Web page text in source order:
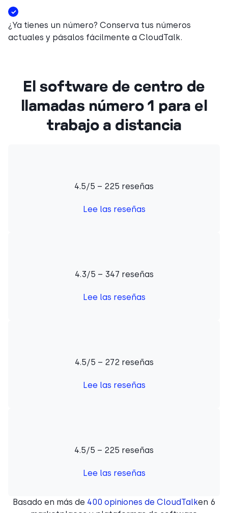
¿Ya tienes un número? Conserva tus números
actuales y pásalos fácilmente a CloudTalk.
El software de centro de
llamadas número 1 para el
trabajo a distancia
4.5/5 – 225 reseñas
Lee las reseñas
4.3/5 – 347 reseñas
Lee las reseñas
4.5/5 – 272 reseñas
Lee las reseñas
4.5/5 – 225 reseñas
Lee las reseñas
Basado en más de 400 opiniones de CloudTalken 6